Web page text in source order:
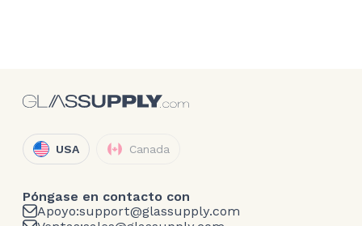
USA Canada
Póngase en contacto con
Apoyo:support@glassupply.com